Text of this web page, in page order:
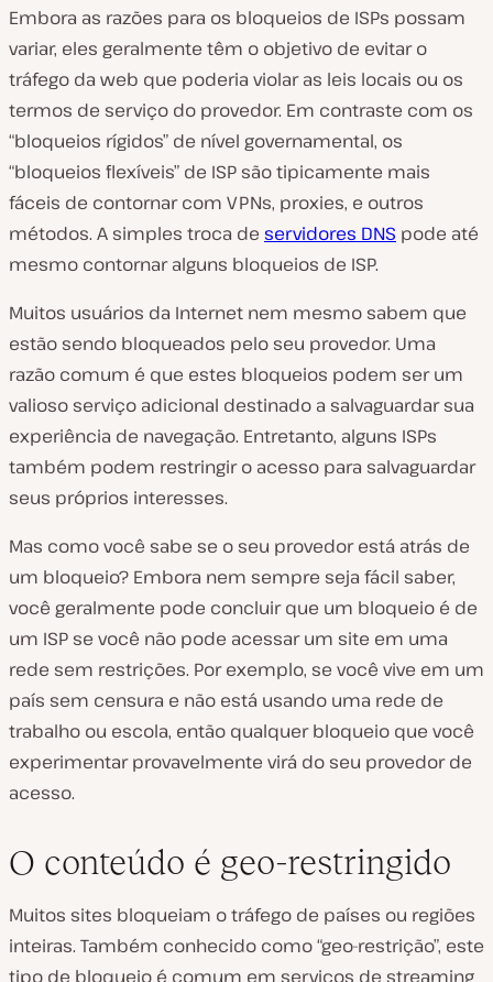
Embora as razões para os bloqueios de ISPs possam
variar, eles geralmente têm o objetivo de evitar o
tráfego da web que poderia violar as leis locais ou os
termos de serviço do provedor. Em contraste com os
“bloqueios rígidos” de nível governamental, os
“bloqueios flexíveis” de ISP são tipicamente mais
fáceis de contornar com VPNs, proxies, e outros
métodos. A simples troca de servidores DNS pode até
mesmo contornar alguns bloqueios de ISP.
Muitos usuários da Internet nem mesmo sabem que
estão sendo bloqueados pelo seu provedor. Uma
razão comum é que estes bloqueios podem ser um
valioso serviço adicional destinado a salvaguardar sua
experiência de navegação. Entretanto, alguns ISPs
também podem restringir o acesso para salvaguardar
seus próprios interesses.
Mas como você sabe se o seu provedor está atrás de
um bloqueio? Embora nem sempre seja fácil saber,
você geralmente pode concluir que um bloqueio é de
um ISP se você não pode acessar um site em uma
rede sem restrições. Por exemplo, se você vive em um
país sem censura e não está usando uma rede de
trabalho ou escola, então qualquer bloqueio que você
experimentar provavelmente virá do seu provedor de
acesso.
O conteúdo é geo-restringido
Muitos sites bloqueiam o tráfego de países ou regiões
inteiras. Também conhecido como “geo-restrição”, este
tipo de bloqueio é comum em serviços de streaming